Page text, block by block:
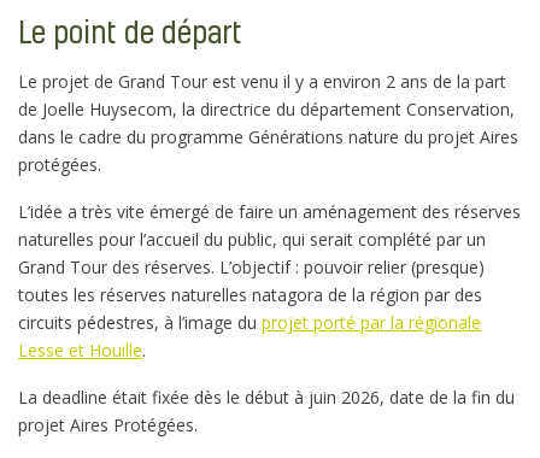
Le point de départ
Le projet de Grand Tour est venu il y a environ 2 ans de la part
de Joelle Huysecom, la directrice du département Conservation,
dans le cadre du programme Générations nature du projet Aires
protégées.
L’idée a très vite émergé de faire un aménagement des réserves
naturelles pour l’accueil du public, qui serait complété par un
Grand Tour des réserves. L’objectif : pouvoir relier (presque)
toutes les réserves naturelles natagora de la région par des
circuits pédestres, à l’image du projet porté par la régionale
Lesse et Houille.
La deadline était fixée dès le début à juin 2026, date de la fin du
projet Aires Protégées.